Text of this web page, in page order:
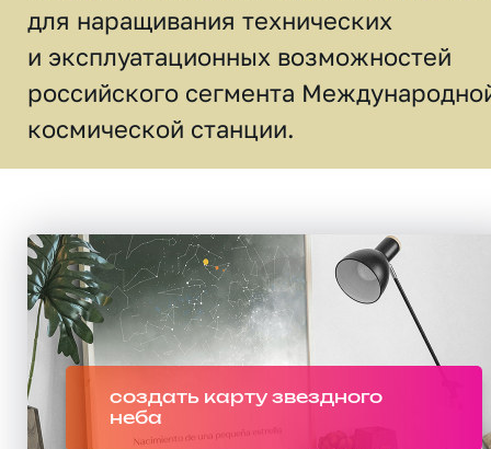
для наращивания технических
и эксплуатационных возможностей
российского сегмента
космической станции.
создать карту звездного
неба